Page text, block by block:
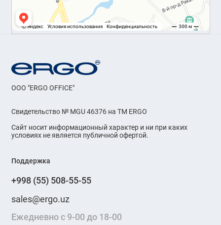
OOO "ERGO OFFICE"
Свидетельство № MGU 46376 на ТМ ERGO
Сайт носит информационный характер и ни при каких
условиях не является публичной офертой.
Поддержка
+998 (55) 508-55-55
sales@ergo.uz
Ежедневно с 9-00 до 18-00